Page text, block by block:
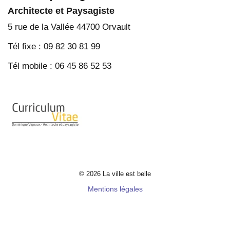
Architecte et Paysagiste
5 rue de la Vallée 44700 Orvault
Tél fixe : 09 82 30 81 99
Tél mobile : 06 45 86 52 53
© 2026 La ville est belle
Mentions légales